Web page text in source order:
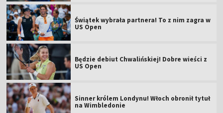
Świątek wybrała partnera! To z nim zagra w
US Open
Będzie debiut Chwalińskiej! Dobre wieści z
US Open
Sinner królem Londynu! Włoch obronił tytuł
na Wimbledonie